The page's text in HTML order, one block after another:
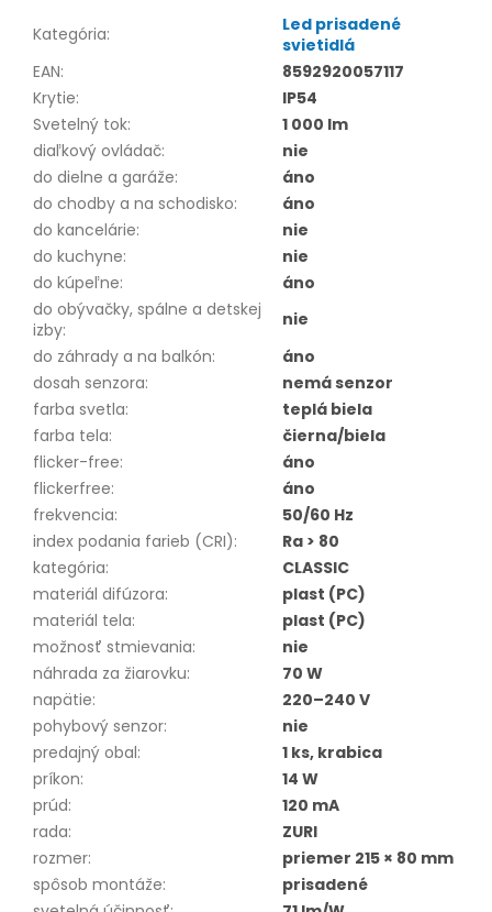
Kategória:
Led prisadené
svietidlá
EAN:
8592920057117
Krytie:
IP54
Svetelný tok:
1 000 lm
diaľkový ovládač:
nie
do dielne a garáže:
áno
do chodby a na schodisko:
áno
do kancelárie:
nie
do kuchyne:
nie
do kúpeľne:
áno
do obývačky, spálne a detskej
izby:
nie
do záhrady a na balkón:
áno
dosah senzora:
nemá senzor
farba svetla:
teplá biela
farba tela:
čierna/biela
flicker-free:
áno
flickerfree:
áno
frekvencia:
50/60 Hz
index podania farieb (CRI):
Ra > 80
kategória:
CLASSIC
materiál difúzora:
plast (PC)
materiál tela:
plast (PC)
možnosť stmievania:
nie
náhrada za žiarovku:
70 W
napätie:
220–240 V
pohybový senzor:
nie
predajný obal:
1 ks, krabica
príkon:
14 W
prúd:
120 mA
rada:
ZURI
rozmer:
priemer 215 × 80 mm
spôsob montáže:
prisadené